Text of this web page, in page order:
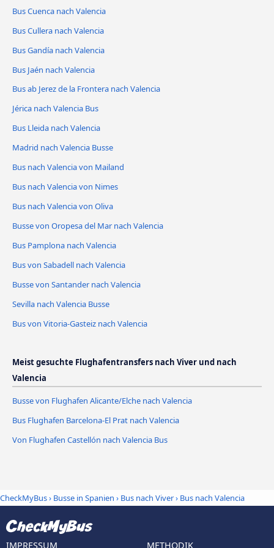
Bus Cuenca nach Valencia
Bus Cullera nach Valencia
Bus Gandía nach Valencia
Bus Jaén nach Valencia
Bus ab Jerez de la Frontera nach Valencia
Jérica nach Valencia Bus
Bus Lleida nach Valencia
Madrid nach Valencia Busse
Bus nach Valencia von Mailand
Bus nach Valencia von Nimes
Bus nach Valencia von Oliva
Busse von Oropesa del Mar nach Valencia
Bus Pamplona nach Valencia
Bus von Sabadell nach Valencia
Busse von Santander nach Valencia
Sevilla nach Valencia Busse
Bus von Vitoria-Gasteiz nach Valencia
Meist gesuchte Flughafentransfers nach Viver und nach
Valencia
Busse von Flughafen Alicante/Elche nach Valencia
Bus Flughafen Barcelona-El Prat nach Valencia
Von Flughafen Castellón nach Valencia Bus
CheckMyBus› Busse in Spanien › Bus nach Viver› Bus nach Valencia
IMPRESSUM METHODIK